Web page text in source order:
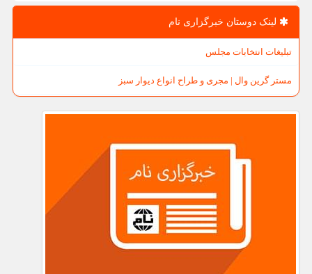
لینک دوستان خبرگزاری نام
تبلیغات انتخابات مجلس
مستر گرین وال | مجری و طراح انواع دیوار سبز